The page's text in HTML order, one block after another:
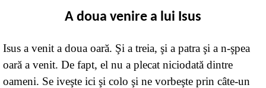
A doua venire a lui Isus
Isus a venit a doua oară. Şi a treia, şi a patra şi a n-şpea
oară a venit. De fapt, el nu a plecat niciodată dintre
oameni. Se iveşte ici şi colo şi ne vorbeşte prin câte-un